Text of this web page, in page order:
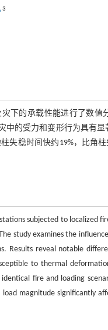
3
下的承载性能进行了数值
中的受力和变形行为具有
失稳时间快约19%，比角
subjected to localized
study examines the
reveal notable
to thermal
fire and loading
magnitude significantly